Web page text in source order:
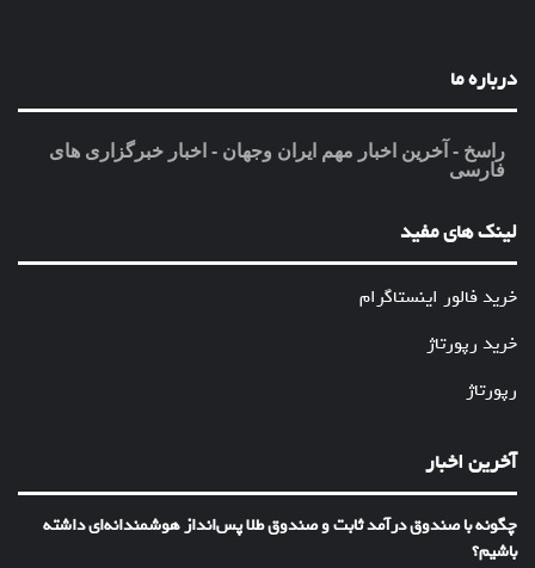
درباره ما
راسخ - آخرین اخبار مهم ایران وجهان - اخبار خبرگزاری های
فارسی
لینک های مفید
خرید فالور اینستاگرام
خرید رپورتاژ
رپورتاژ
آخرین اخبار
چگونه با صندوق درآمد ثابت و صندوق طلا پس‌انداز هوشمندانه‌ای داشته
باشیم؟